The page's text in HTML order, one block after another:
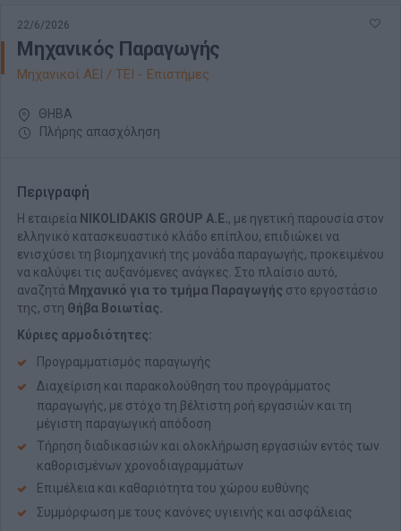
22/6/2026
Μηχανικός Παραγωγής
Μηχανικοί ΑΕΙ / ΤΕΙ - Επιστήμες
ΘΗΒΑ
Πλήρης απασχόληση
Περιγραφή
Η εταιρεία NIKOLIDAKIS GROUP Α.Ε. , με ηγετική παρουσία στον
ελληνικό κατασκευαστικό κλάδο επίπλου, επιδιώκει να
ενισχύσει τη βιομηχανική της μονάδα παραγωγής, προκειμένου
να καλύψει τις αυξανόμενες ανάγκες. Στο πλαίσιο αυτό,
αναζητά Μ ηχανικό για το τμήμα Παραγωγής στο εργοστάσιο
της, στη Θήβα Βοιωτίας.
Κύριες αρμοδιότητες:
Προγραμματισμός παραγωγής
Διαχείριση και παρακολούθηση του προγράμματος
παραγωγής, με στόχο τη βέλτιστη ροή εργασιών και τη
μέγιστη παραγωγική απόδοση
Τήρηση διαδικασιών και ολοκλήρωση εργασιών εντός των
καθορισμένων χρονοδιαγραμμάτων
Επιμέλεια και καθαριότητα του χώρου ευθύνης
Συμμόρφωση με τους κανόνες υγιεινής και ασφάλειας